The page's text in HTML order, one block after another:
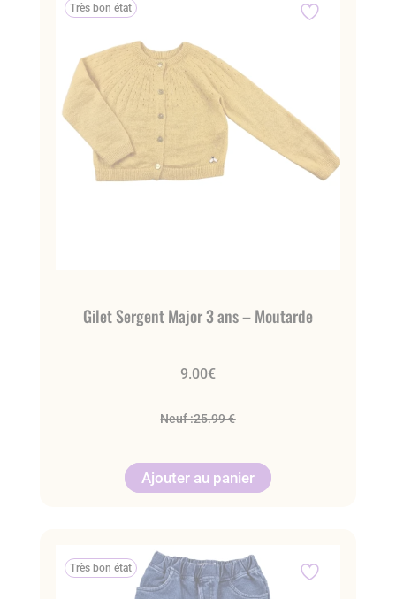
Très bon état
Gilet Sergent Major 3 ans – Moutarde
9.00€
Neuf :25.99 €
Ajouter au panier
Très bon état